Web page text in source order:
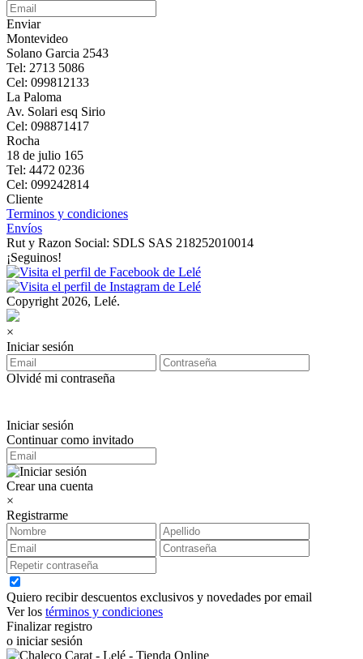
Enviar
Montevideo
Solano Garcia 2543
Tel: 2713 5086
Cel: 099812133
La Paloma
Av. Solari esq Sirio
Cel: 098871417
Rocha
18 de julio 165
Tel: 4472 0236
Cel: 099242814
Cliente
Terminos y condiciones
Envíos
Rut y Razon Social: SDLS SAS 218252010014
¡Seguinos!
Copyright 2026, Lelé.
×
Iniciar sesión
Olvidé mi contraseña
Iniciar sesión
Continuar como invitado
Crear una cuenta
×
Registrarme
Quiero recibir descuentos exclusivos y novedades por email
Ver los términos y condiciones
Finalizar registro
o iniciar sesión